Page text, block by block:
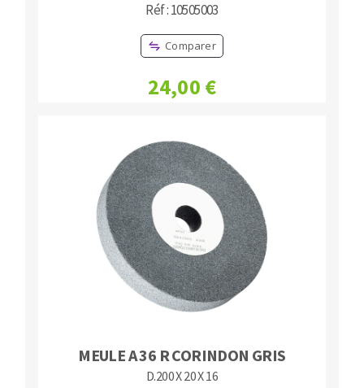
Réf : 10505003
Comparer
24,00 €
MEULE A 36 R CORINDON GRIS
D.200 X 20 X 16